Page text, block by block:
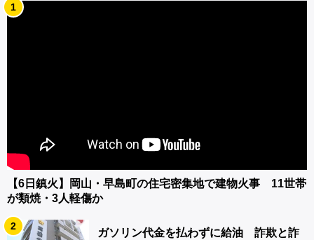
1
【6日鎮火】岡山・早島町の住宅密集地で建物火事 11世帯
が類焼・3人軽傷か
2
ガソリン代金を払わずに給油 詐欺と詐